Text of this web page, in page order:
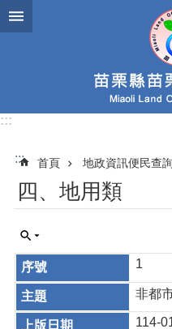
跳到主要內容區塊
:::
::: 首頁 地政資訊便民查
四、地用類
1
非都
114-